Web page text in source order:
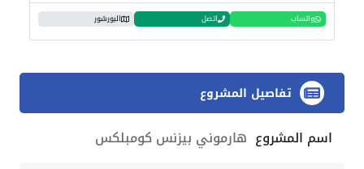
واتساب اتصل البورشور
تفاصيل المشروع
اسم المشروع هارموني بيزنس كومبلكس